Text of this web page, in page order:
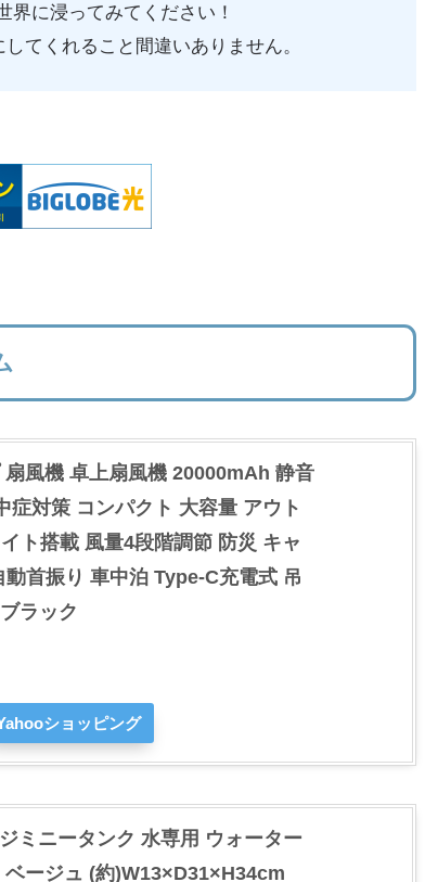
に浸ってみてください！
てくれること間違いありません。
扇風機 卓上扇風機 20000mAh 静音
症対策 コンパクト 大容量 アウト
ト搭載 風量4段階調節 防災 キャ
首振り 車中泊 Type-C充電式 吊
ラック
ショッピング
ミニータンク 水専用 ウォーター
ージュ (約)W13×D31×H34cm